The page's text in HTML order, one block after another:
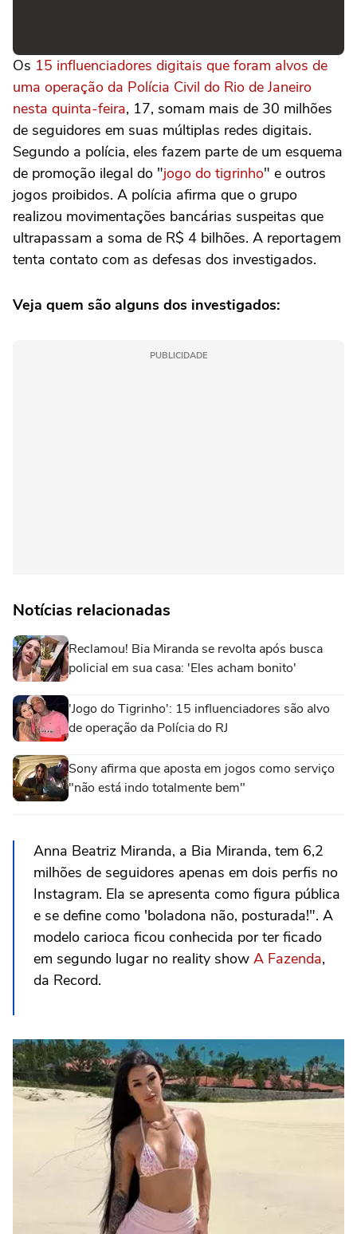
Os 15 influenciadores digitais que foram alvos de
uma operação da Polícia Civil do Rio de Janeiro
nesta quinta-feira, 17, somam mais de 30 milhões
de seguidores em suas múltiplas redes digitais.
Segundo a polícia, eles fazem parte de um esquema
de promoção ilegal do "jogo do tigrinho" e outros
jogos proibidos. A polícia afirma que o grupo
realizou movimentações bancárias suspeitas que
ultrapassam a soma de R$ 4 bilhões. A reportagem
tenta contato com as defesas dos investigados.
Veja quem são alguns dos investigados:
PUBLICIDADE
Notícias relacionadas
Reclamou! Bia Miranda se revolta após busca
policial em sua casa: 'Eles acham bonito'
'Jogo do Tigrinho': 15 influenciadores são alvo
de operação da Polícia do RJ
Sony afirma que aposta em jogos como serviço
"não está indo totalmente bem"
Anna Beatriz Miranda, a Bia Miranda, tem 6,2
milhões de seguidores apenas em dois perfis no
Instagram. Ela se apresenta como figura pública
e se define como 'boladona não, posturada!". A
modelo carioca ficou conhecida por ter ficado
em segundo lugar no reality show A Fazenda,
da Record.